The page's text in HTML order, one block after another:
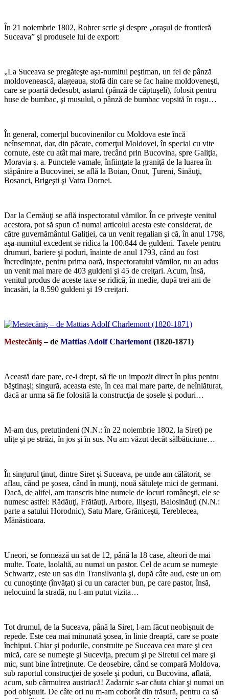
În 21 noiembrie 1802, Rohrer scrie şi despre „oraşul de frontieră
Suceava” şi produsele lui de export:
„La Suceava se pregăteşte aşa-numitul peştiman, un fel de pânză
moldovenească, alageaua, stofă din care se fac haine moldoveneşti,
care se poartă dedesubt, astarul (pânză de căptuşeli), folosit pentru
huse de bumbac, şi musulul, o pânză de bumbac vopsită în roşu…
În general, comerţul bucovinenilor cu Moldova este încă
neînsemnat, dar, din păcate, comerţul Moldovei, în special cu vite
cornute, este cu atât mai mare, trecând prin Bucovina, spre Galiţia,
Moravia ş. a. Punctele vamale, înfiinţate la graniţă de la luarea în
stăpânire a Bucovinei, se află la Boian, Onut, Ţureni, Sinăuţi,
Bosanci, Brigeşti şi Vatra Dornei.
Dar la Cernăuţi se află inspectoratul vămilor. În ce priveşte venitul
acestora, pot să spun că numai articolul acesta este considerat, de
către guvernământul Galiţiei, ca un venit regalian şi că, în anul 1798,
aşa-numitul excedent se ridica la 100.844 de guldeni. Taxele pentru
drumuri, bariere şi poduri, înainte de anul 1793, când au fost
încredinţate, pentru prima oară, inspectoratului vămilor, nu au adus
un venit mai mare de 403 guldeni şi 45 de creiţari. Acum, însă,
venitul produs de aceste taxe se ridică, în medie, după trei ani de
încasări, la 8.590 guldeni şi 19 creiţari.
Mestecăniş– de Mattias Adolf Charlemont (1820-1871)
Această dare pare, ce-i drept, să fie un impozit direct în plus pentru
băştinaşi; singură, aceasta este, în cea mai mare parte, de neînlăturat,
dacă ar urma să fie folosită la construcţia de şosele şi poduri…
M-am dus, pretutindeni (N.N.: în 22 noiembrie 1802, la Siret) pe
uliţe şi pe străzi, în jos şi în sus. Nu am văzut decât sălbăticiune…
În singurul ţinut, dintre Siret şi Suceava, pe unde am călătorit, se
aflau, când pe şosea, când în munţi, nouă sătuleţe mici de germani.
Dacă, de altfel, am transcris bine numele de locuri româneşti, ele se
numesc astfel: Rădăuţi, Frătăuţi, Arbore, Ilişeşti, Balosinăuţi (N.N.:
parte a satului Horodnic), Satu Mare, Grăniceşti, Tereblecea,
Mănăstioara.
Uneori, se formează un sat de 12, până la 18 case, alteori de mai
multe. Toate, laolaltă, au numai un pastor. Cel de acum se numeşte
Schwartz, este un sas din Transilvania şi, după câte aud, este un om
cu cunoştinţe (învăţat) şi cu un caracter bun, pe care pastor, însă,
nelocuind la stradă, nu l-am putut vizita…
Tot drumul, de la Suceava, până la Siret, l-am făcut neobişnuit de
repede. Este cea mai minunată şosea, în linie dreaptă, care se poate
închipui. Chiar şi podurile, construite pe Suceava cea mare şi cea
mică, care se numeşte şi Suceviţa, precum şi pe Siretul cel mare şi
mic, sunt bine întreţinute. Ce deosebire, când se compară Moldova,
sub raportul construcţiei de şosele şi poduri, cu Bucovina, aflată,
acum, sub cârmuirea austriacă! Zadarnic s-ar căuta chiar şi numai un
pod obişnuit. De câte ori nu m-am coborât din trăsură, pentru ca să